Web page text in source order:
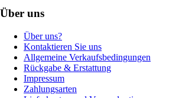
Über uns
Über uns?
Kontaktieren Sie uns
Allgemeine Verkaufsbedingungen
Rückgabe & Erstattung
Impressum
Zahlungsarten